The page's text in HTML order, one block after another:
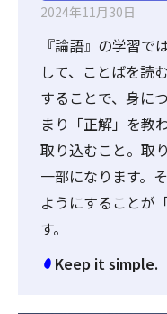
2024年11月30日
『論語』の学習で
して、ことばを読
することで、身に
まり「正解」を教
取り込むこと。取
一部になります。
ようにすることが
す。
Keep it simple.